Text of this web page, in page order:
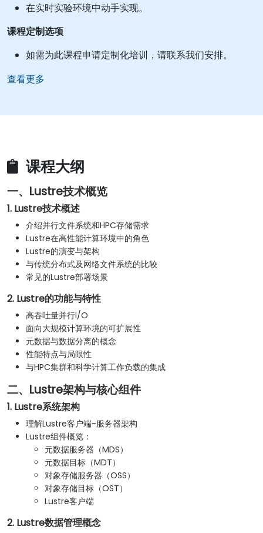
在实时实验环境中动手实现。
课程定制选项
如需为此课程申请定制化培训，请联系我们安排。
查看更多
课程大纲
一、Lustre技术概览
1. Lustre技术概述
介绍并行文件系统和HPC存储需求
Lustre在高性能计算环境中的角色
Lustre的演变与架构
与传统分布式及网络文件系统的比较
常见的Lustre部署场景
2. Lustre的功能与特性
高吞吐量并行I/O
面向大规模计算环境的可扩展性
元数据与数据分离的概念
性能特点与局限性
与HPC集群和科学计算工作负载的集成
二、Lustre架构与核心组件
1. Lustre系统架构
理解Lustre客户端-服务器架构
Lustre组件概览：
元数据服务器（MDS）
元数据目标（MDT）
对象存储服务器（OSS）
对象存储目标（OST）
Lustre客户端
2. Lustre数据管理概念